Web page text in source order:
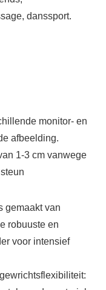
danssport.
monitor- en
afbeelding.
1-3 cm vanwege
gemaakt van
robuuste en
voor intensief